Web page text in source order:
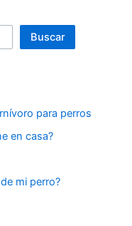
Buscar
para perros
en casa?
mi perro?